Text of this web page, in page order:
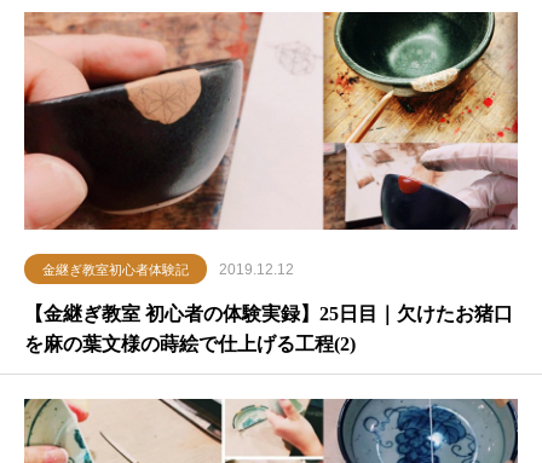
金継ぎ教室初心者体験記 2019.12.12
【金継ぎ教室 初心者の体験実録】25日目｜欠けたお猪口
を麻の葉文様の蒔絵で仕上げる工程(2)